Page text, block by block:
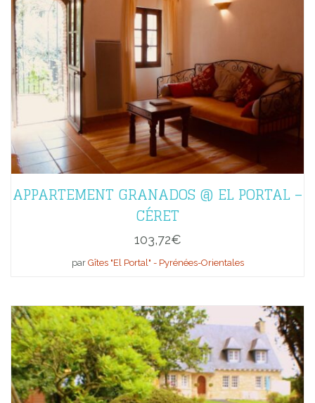
APPARTEMENT GRANADOS @ EL PORTAL –
CÉRET
103,72€
par Gîtes "El Portal" - Pyrénées-Orientales